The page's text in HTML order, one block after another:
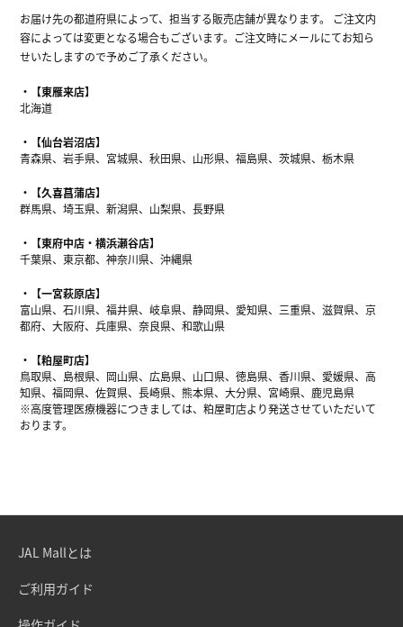
お届け先の都道府県によって、担当する販売店舗が異なります。 ご注文内
容によっては変更となる場合もございます。ご注文時にメールにてお知ら
せいたしますので予めご了承ください。
【東雁来店】
北海道
【仙台岩沼店】
青森県、岩手県、宮城県、秋田県、山形県、福島県、茨城県、栃木県
【久喜菖蒲店】
群馬県、埼玉県、新潟県、山梨県、長野県
【東府中店・横浜瀬谷店】
千葉県、東京都、神奈川県、沖縄県
【一宮萩原店】
富山県、石川県、福井県、岐阜県、静岡県、愛知県、三重県、滋賀県、京
都府、大阪府、兵庫県、奈良県、和歌山県
【粕屋町店】
鳥取県、島根県、岡山県、広島県、山口県、徳島県、香川県、愛媛県、高
知県、福岡県、佐賀県、長崎県、熊本県、大分県、宮崎県、鹿児島県
※高度管理医療機器につきましては、粕屋町店より発送させていただいて
おります。
JAL Mallとは
ご利用ガイド